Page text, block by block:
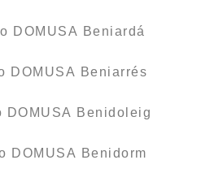
DOMUSA Beniardá
DOMUSA Beniarrés
DOMUSA Benidoleig
DOMUSA Benidorm